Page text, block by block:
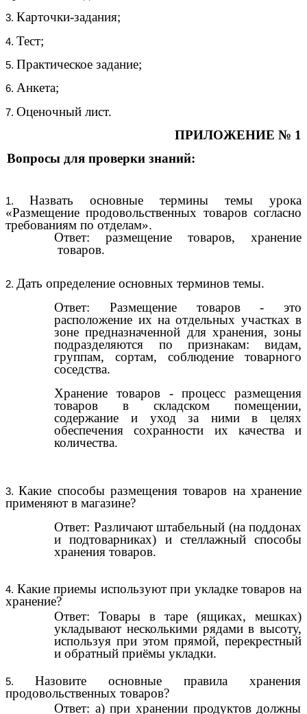
Карточки-задания;
Тест;
Практическое задание;
Анкета;
Оценочный лист.
ПРИЛОЖЕНИЕ № 1
Вопросы для проверки знаний:
Назвать основные термины темы урока
«Размещение продовольственных товаров согласно
требованиям по отделам».
Ответ: размещение товаров, хранение
товаров.
Дать определение основных терминов темы.
Ответ: Размещение товаров - это
расположение их на отдельных участках в
зоне предназначенной для хранения, зоны
подразделяются по признакам: видам,
группам, сортам, соблюдение товарного
соседства.
Хранение товаров - процесс размещения
товаров в складском помещении,
содержание и уход за ними в целях
обеспечения сохранности их качества и
количества.
Какие способы размещения товаров на хранение
применяют в магазине?
Ответ: Различают штабельный (на поддонах
и подтоварниках) и стеллажный способы
хранения товаров.
Какие приемы используют при укладке товаров на
хранение?
Ответ: Товары в таре (ящиках, мешках)
укладывают несколькими рядами в высоту,
используя при этом прямой, перекрестный
и обратный приёмы укладки.
Назовите основные правила хранения
продовольственных товаров?
Ответ: а) при хранении продуктов должны